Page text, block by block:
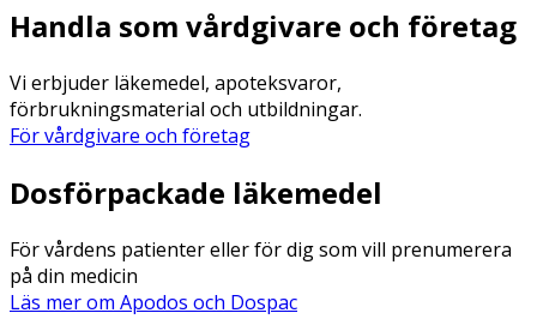
Handla som vårdgivare och företag
Vi erbjuder läkemedel, apoteksvaror,
förbrukningsmaterial och utbildningar.
För vårdgivare och företag
Dosförpackade läkemedel
För vårdens patienter eller för dig som vill prenumerera
på din medicin
Läs mer om Apodos och Dospac